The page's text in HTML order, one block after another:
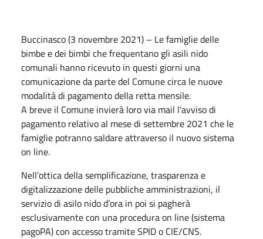
Buccinasco (3 novembre 2021) – Le famiglie delle
bimbe e dei bimbi che frequentano gli asili nido
comunali hanno ricevuto in questi giorni una
comunicazione da parte del Comune circa le nuove
modalità di pagamento della retta mensile.
A breve il Comune invierà loro via mail l'avviso di
pagamento relativo al mese di settembre 2021 che le
famiglie potranno saldare attraverso il nuovo sistema
on line.
Nell’ottica della semplificazione, trasparenza e
digitalizzazione delle pubbliche amministrazioni, il
servizio di asilo nido d’ora in poi si pagherà
esclusivamente con una procedura on line (sistema
pagoPA) con accesso tramite SPID o CIE/CNS.